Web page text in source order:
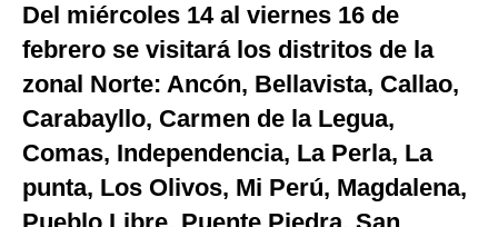
Del miércoles 14 al viernes 16 de
febrero se visitará los distritos de la
zonal Norte: Ancón, Bellavista, Callao,
Carabayllo, Carmen de la Legua,
Comas, Independencia, La Perla, La
punta, Los Olivos, Mi Perú, Magdalena,